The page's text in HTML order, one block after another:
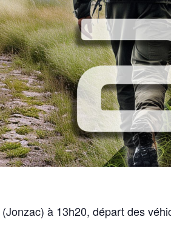
(Jonzac) à 13h20, départ des